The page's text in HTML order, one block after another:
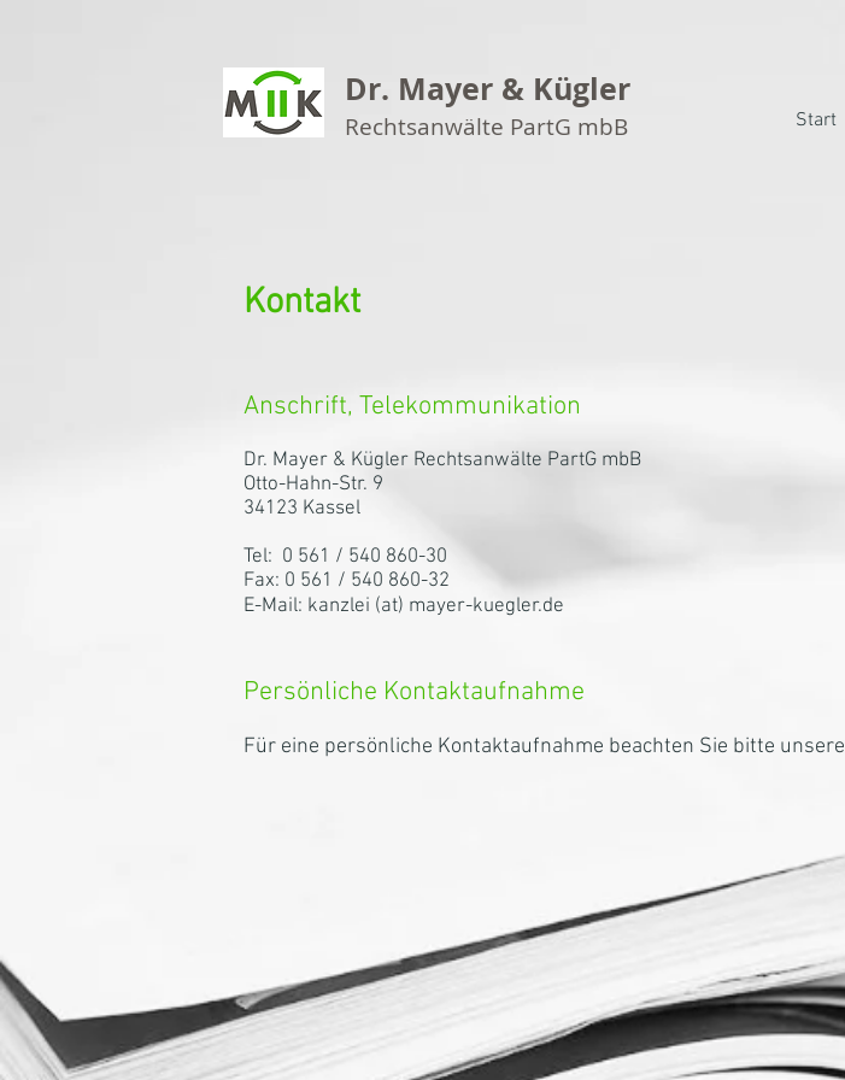
Dr. Mayer & Kügler
Rechtsanwälte PartG mbB Start
Kontakt
Anschrift, Telekommunikation
Dr. Mayer & Kügler Rechtsanwälte PartG mbB
Otto-Hahn-Str. 9
34123 Kassel
Tel: 0 561 / 540 860-30
Fax: 0 561 / 540 860-32
E-Mail: kanzlei (at) mayer-kuegler.de
Persönliche Kontaktaufnahme
Für eine persönliche Kontaktaufnahme beachten Sie bitte unsere